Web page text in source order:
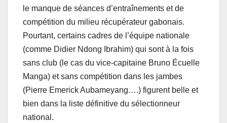
le manque de séances d’entraînements et de
compétition du milieu récupérateur gabonais.
Pourtant, certains cadres de l’équipe nationale
(comme Didier Ndong Ibrahim) qui sont à la fois
sans club (le cas du vice-capitaine Bruno Écuelle
Manga) et sans compétition dans les jambes
(Pierre Emerick Aubameyang….) figurent belle et
bien dans la liste définitive du sélectionneur
national.